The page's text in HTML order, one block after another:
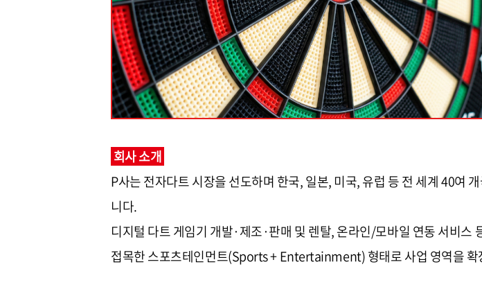
회사 소개
P사는 전자다트 시장을 선도하며 한국, 일본, 미국, 유럽 등 전 세계 40여
니다.
디지털 다트 게임기 개발·제조·판매 및 렌탈, 온라인/모바일 연동 서비
접목한 스포츠테인먼트(Sports + Entertainment) 형태로 사업 영역을 확